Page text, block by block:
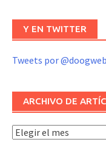
Y EN TWITTER
Tweets por @doogweb
ARCHIVO DE
Archivo